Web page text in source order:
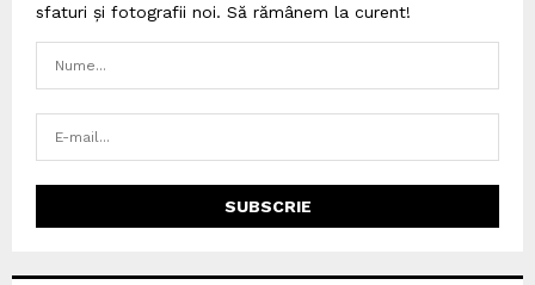
sfaturi și fotografii noi. Să rămânem la curent!